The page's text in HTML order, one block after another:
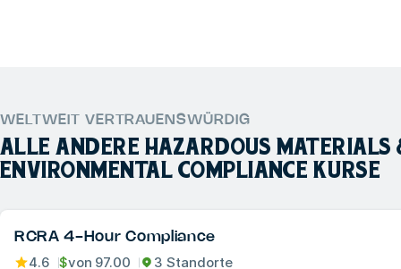
WELTWEIT VERTRAUENSWÜRDIG
ALLE ANDERE HAZARDOUS MATERIALS
ENVIRONMENTAL COMPLIANCE KURSE
RCRA 4-Hour Compliance
4.6 $von 97.00
3 Standorte